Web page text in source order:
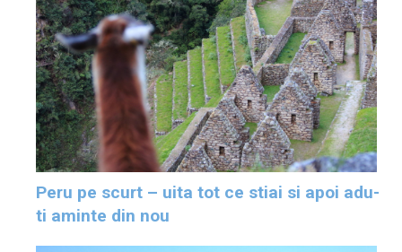
Peru pe scurt – uita tot ce stiai si apoi adu-
ti aminte din nou